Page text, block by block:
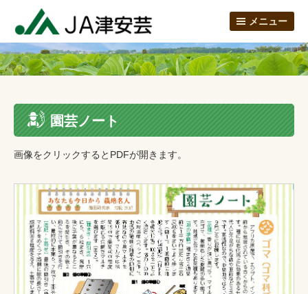
メニュー
園芸ノート
画像をクリックするとPDFが開きます。